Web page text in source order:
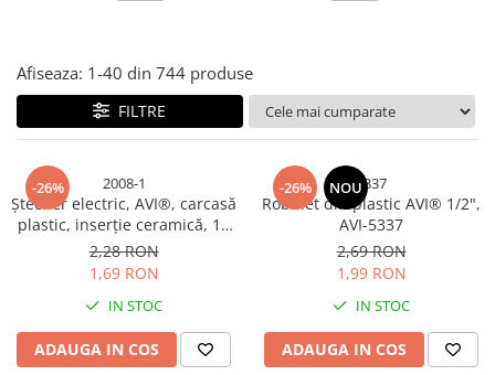
Maturi, Mopuri si galeti
Cutii postale
Decoratiuni casa & sarbatori
Accesorii decorative
Iluminat & Electrice
Benzi LED
Accesorii corpuri de iluminat
Accesorii prelungitoare
Afiseaza: 1-40 din 744 produse
FILTRE
-26% 2008-1
Ștecher electric, AVI®, carcasă
plastic, inserție ceramică, 16
A, 250 V, alb, AVI-2008
2,28 RON
1,69 RON
IN STOC
ADAUGA IN COS
-26% NOU5337
Robinet din plastic AVI® 1/2",
AVI-5337
2,69 RON
1,99 RON
IN STOC
ADAUGA IN COS